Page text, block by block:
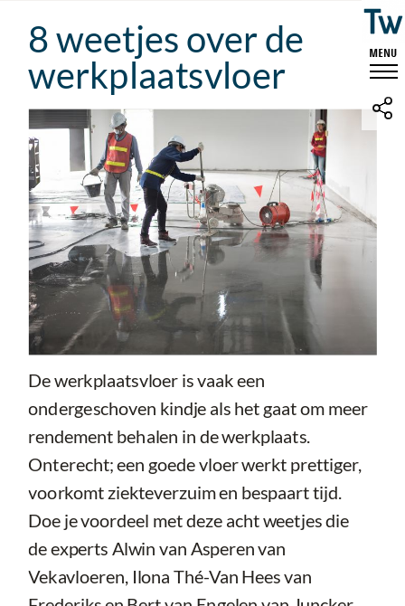
8 weetjes over de
werkplaatsvloer
De werkplaatsvloer is vaak een
ondergeschoven kindje als het gaat om meer
rendement behalen in de werkplaats.
Onterecht; een goede vloer werkt prettiger,
voorkomt ziekteverzuim en bespaart tijd.
Doe je voordeel met deze acht weetjes die
de experts Alwin van Asperen van
Vekavloeren, Ilona Thé-Van Hees van